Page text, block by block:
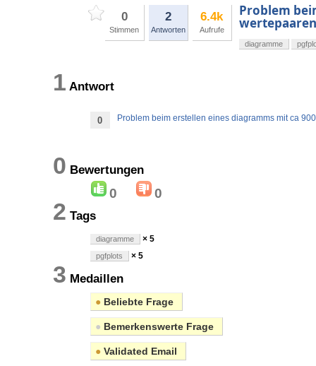
0
Stimmen
2
Antworten
6.4k
Aufrufe
Problem
wertepaaren
diagramme
1 Antwort
0 Problem beim erstellen eines diagramms mit ca
0 Bewertungen
0 0
2 Tags
diagramme × 5
pgfplots × 5
3 Medaillen
● Beliebte Frage
● Bemerkenswerte Frage
● Validated Email